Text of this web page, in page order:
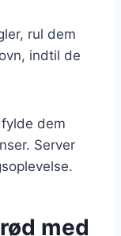
rul dem
indtil de
dem
Server
med